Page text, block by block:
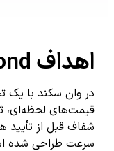
اهداف One Second
در وان سکند با یک
قیمت‌های لحظه‌ای،
شفاف قبل از تأیید
سرعت طراحی شده